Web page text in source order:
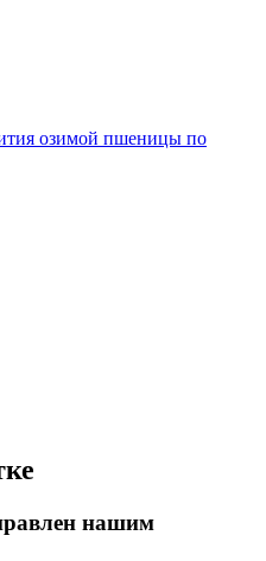
озимой пшеницы по
нашим